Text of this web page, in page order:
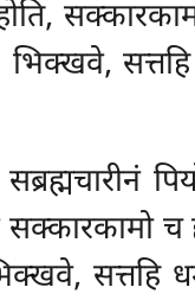
सत्तहि
च
सत्तहि